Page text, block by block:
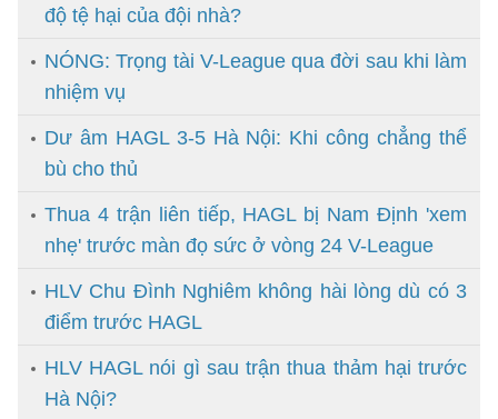
độ tệ hại của đội nhà?
NÓNG: Trọng tài V-League qua đời sau khi làm
nhiệm vụ
Dư âm HAGL 3-5 Hà Nội: Khi công chẳng thể
bù cho thủ
Thua 4 trận liên tiếp, HAGL bị Nam Định 'xem
nhẹ' trước màn đọ sức ở vòng 24 V-League
HLV Chu Đình Nghiêm không hài lòng dù có 3
điểm trước HAGL
HLV HAGL nói gì sau trận thua thảm hại trước
Hà Nội?